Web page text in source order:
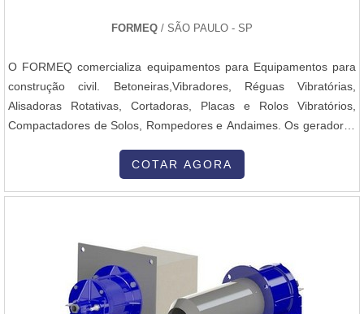
FORMEQ / SÃO PAULO - SP
O FORMEQ comercializa equipamentos para Equipamentos para
construção civil. Betoneiras,Vibradores, Réguas Vibratórias,
Alisadoras Rotativas, Cortadoras, Placas e Rolos Vibratórios,
Compactadores de Solos, Rompedores e Andaimes. Os geradores
várias marcas e que tem entrega em todo o Brasil com eficiência e
COTAR AGORA